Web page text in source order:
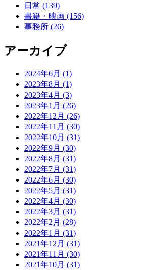
日常 (139)
書籍・映画 (156)
事務所 (26)
アーカイブ
2024年6月 (1)
2023年8月 (1)
2023年4月 (3)
2023年1月 (26)
2022年12月 (26)
2022年11月 (30)
2022年10月 (31)
2022年9月 (30)
2022年8月 (31)
2022年7月 (31)
2022年6月 (30)
2022年5月 (31)
2022年4月 (30)
2022年3月 (31)
2022年2月 (28)
2022年1月 (31)
2021年12月 (31)
2021年11月 (30)
2021年10月 (31)